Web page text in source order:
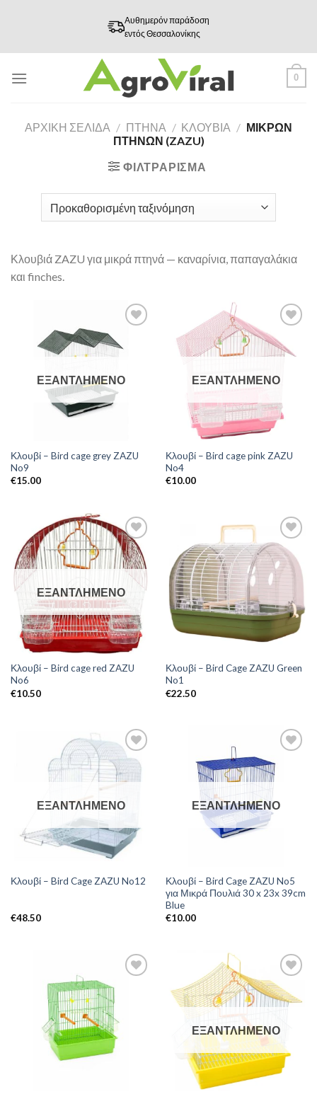
Αυθημερόν παράδοση
εντός Θεσσαλονίκης
0
ΑΡΧΙΚΉ ΣΕΛΊΔΑ / ΠΤΗΝΑ / ΚΛΟΥΒΙΆ / ΜΙΚΡΏΝ
ΠΤΗΝΏΝ (ZAZU)
ΦΙΛΤΡΆΡΙΣΜΑ
Κλουβιά ZAZU για μικρά πτηνά — καναρίνια, παπαγαλάκια
και finches.
ΕΞΑΝΤΛΗΜΈΝΟ
Κλουβί – Bird cage grey ZAZU
No9
€15.00
ΕΞΑΝΤΛΗΜΈΝΟ
Κλουβί – Bird cage pink ZAZU
No4
€10.00
ΕΞΑΝΤΛΗΜΈΝΟ
Κλουβί – Bird cage red ZAZU
No6
€10.50
Κλουβί – Bird Cage ZAZU Green
No1
€22.50
ΕΞΑΝΤΛΗΜΈΝΟ
Κλουβί – Bird Cage ZAZU No12
€48.50
ΕΞΑΝΤΛΗΜΈΝΟ
Κλουβί – Bird Cage ZAZU No5
για Μικρά Πουλιά 30 x 23x 39cm
Blue
€10.00
ΕΞΑΝΤΛΗΜΈΝΟ